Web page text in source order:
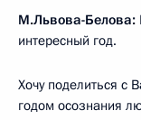
М.Львова-Белова:
интересный год.
Хочу поделиться с
годом осознания